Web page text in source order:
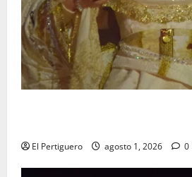
El Pertiguero agosto 1, 2026 0